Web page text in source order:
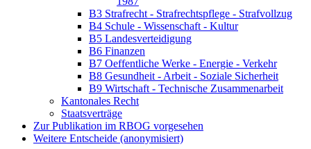
B3 Strafrecht - Strafrechtspflege - Strafvollzug
B4 Schule - Wissenschaft - Kultur
B5 Landesverteidigung
B6 Finanzen
B7 Oeffentliche Werke - Energie - Verkehr
B8 Gesundheit - Arbeit - Soziale Sicherheit
B9 Wirtschaft - Technische Zusammenarbeit
Kantonales Recht
Staatsverträge
Zur Publikation im RBOG vorgesehen
Weitere Entscheide (anonymisiert)